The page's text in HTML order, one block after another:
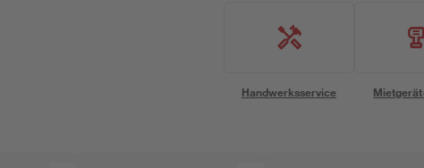
Handwerksservice